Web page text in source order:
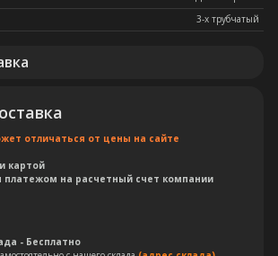
3-х трубчатый
отличаться от цены на сайте
картой
платежом на расчетный счет компании
- Бесплатно